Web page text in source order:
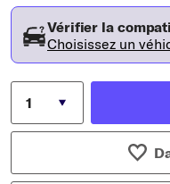
Vérifier la
Choisissez un